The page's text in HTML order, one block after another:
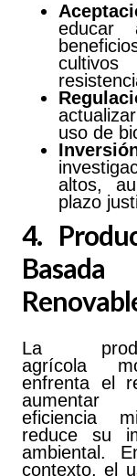
educar
uso de
altos,
plazo
4.
La
agrícola
enfrenta el
eficiencia
reduce su
ambiental.
contexto, el